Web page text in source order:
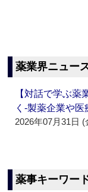
薬業界ニュー
【対話で学ぶ
く‐製薬企業や
2026年07月31日 (
薬事キーワー